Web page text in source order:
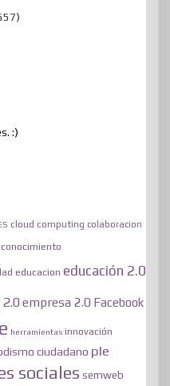
:)
cloud computing colaboracion
conocimiento
educacion educación 2.0
2.0empresa 2.0 Facebook
herramientas innovación
ciudadano ple
sociales semweb